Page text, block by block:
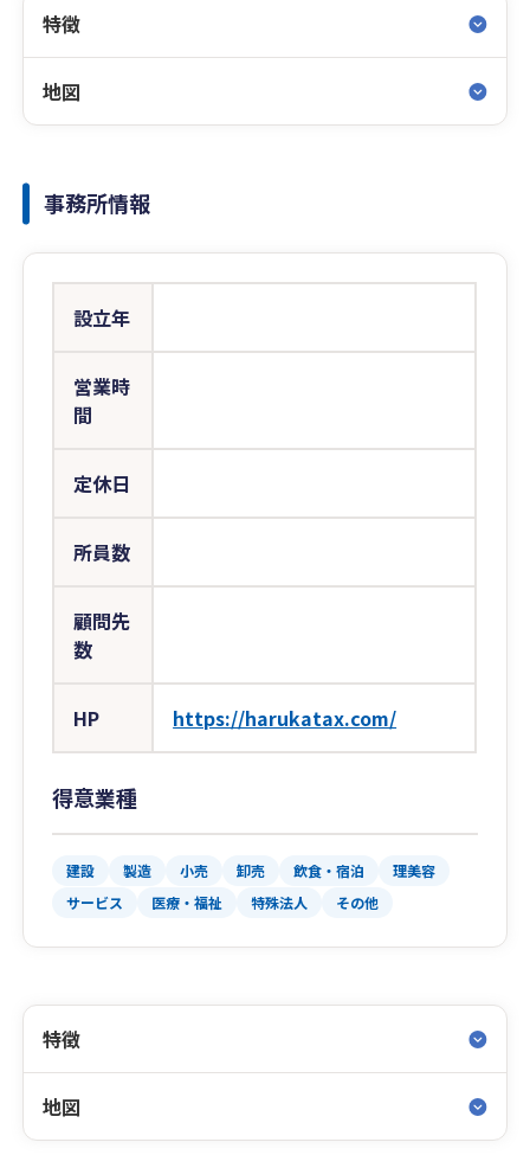
特徴
地図
事務所情報
設立年
営業時
間
定休日
所員数
顧問先
数
HP https://harukatax.com/
得意業種
建設 製造 小売 卸売 飲食・宿泊
理美容
サービス
医療・福祉 特殊法人 その他
特徴
地図